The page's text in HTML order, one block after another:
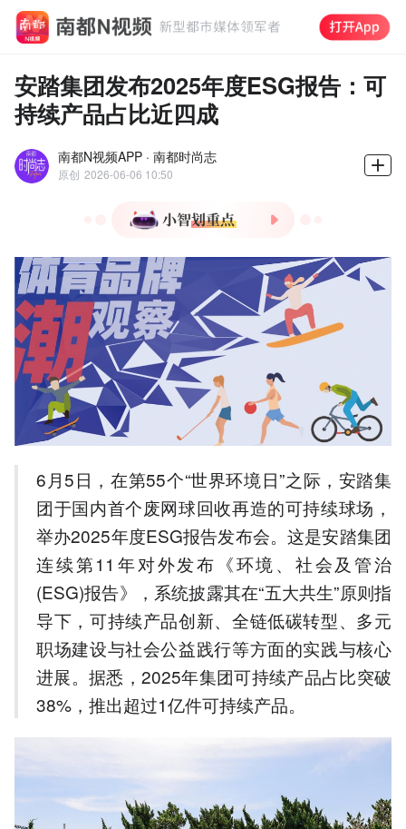
安踏集团发布2025年度ESG报告：可
持续产品占比近四成
南都N视频APP · 南都时尚志
原创 2026-06-06 10:50
告，可持续产品占比达38%
超1亿件；
2.安踏范围三温室气体排放
减少11.7%，相当于1868万
棵树固碳量；
3.安踏自有工厂光伏发电量
增长74.2%，减排63.3%达
6.2万吨；
4.安踏打造中国首个废网球
吨；
5.安踏创造30万个就业机
会，捐赠39亿元用于公益事
业。
以上内容由AI大模型生成，仅供
参考
6月5日，在第55个“世界环境日”之际，安踏集
团于国内首个废网球回收再造的可持续球场，
举办2025年度ESG报告发布会。这是安踏集团
连续第11年对外发布《环境、社会及管治
(ESG)报告》，系统披露其在“五大共生”原则指
导下，可持续产品创新、全链低碳转型、多元
职场建设与社会公益践行等方面的实践与核心
进展。据悉，2025年集团可持续产品占比突破
38%，推出超过1亿件可持续产品。